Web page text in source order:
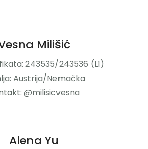
Milišić
243535/243536 (L1)
Austrija/Nemačka
@milisicvesna
Alena Yu